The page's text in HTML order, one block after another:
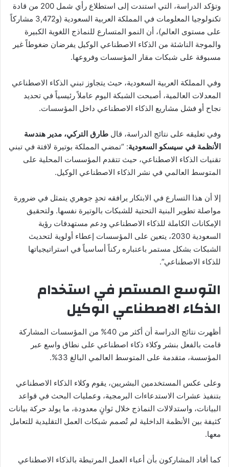
وتؤكد الدراسة، التي استندت إلى استطلاع رأي شمل 200 من قادة
تكنولوجيا المعلومات في المملكة العربية السعودية (و3,472 مشاركاً
على مستوى العالم)، أن النمو المتسارع للنماذج اللغوية الكبيرة
والموجة الناشئة من الذكاء الاصطناعي الوكيل يفرضان ضغوطاً غير
مسبوقة على شبكات مقار المؤسسات وفروعها.
وفي المملكة العربية السعودية، حيث يتجاوز تبني الذكاء الاصطناعي
المعدلات العالمية، أصبحت الشبكة اليوم عاملاً رئيسياً في تحديد
نجاح أو فشل مشاريع الذكاء الاصطناعي داخل المؤسسات.
وفي تعليقه على نتائج الدراسة، قال طارق التركي، مدير هندسة
الأنظمة في سيسكو السعودية: “تمضي المملكة بوتيرة لافتة في تبني
تقنيات الذكاء الاصطناعي، حيث تتقدم المؤسسات المحلية على
المتوسط العالمي في نشر الذكاء الاصطناعي الوكيل.
إلا أن هذا التسارع في الابتكار يرافقه تحدٍ جوهري يتمثل في ضرورة
مواصلة تطوير البنية التحتية للشبكات بالوتيرة نفسها. ولتحقيق
الإمكانات الكاملة للذكاء الاصطناعي ودعم مستهدفات رؤية
السعودية 2030، يتعين على المؤسسات إعطاء أولوية لتحديث
الشبكات بشكل مستمر باعتباره ركناً أساسياً في استراتيجياتها
للذكاء الاصطناعي”.
التوسع المستمر في استخدام
الذكاء الاصطناعي الوكيل
أظهرت نتائج الدراسة أن أكثر من 40% من المؤسسات المشاركة
قامت بالفعل بنشر وكلاء ذكاء اصطناعي على نطاق واسع عبر
المؤسسة، متقدمة على المتوسط العالمي البالغ 33%.
وعلى عكس المستخدمين البشريين، يقوم وكلاء الذكاء الاصطناعي
بتنفيذ عشرات الاستدعاءات البرمجية، وعمليات البحث في قواعد
البيانات، واستدلالات النماذج خلال ثوانٍ معدودة، ما يولد حركة بيانات
كثيفة بين الأنظمة الداخلية لم تُصمم شبكات العمل التقليدية للتعامل
معها.
كما أفاد المشاركون بأن أعباء العمل المرتبطة بالذكاء الاصطناعي